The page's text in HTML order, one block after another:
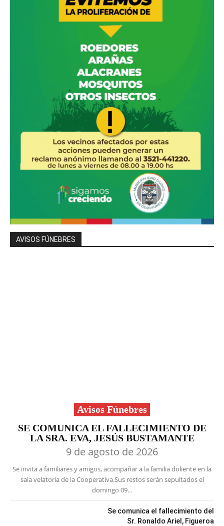
AVISOS FÚNEBRES
Avisos Fúnebres
SE COMUNICA EL FALLECIMIENTO DE
LA SRA. EVA, JESÚS BUSTAMANTE
9 de agosto de 2026
Se invita a familiares y amigos, acompañar a la familia doliente en la
sala velatoria de la Cooperativa.Sus restos serán sepultados el
domingo 09...
Se comunica el fallecimiento del
Sr. Ronaldo Ariel, Figueroa